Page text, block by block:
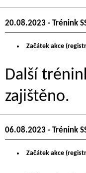
20.08.2023 - Trénink
Začátek akce
Další
zajištěno.
06.08.2023 - Trénink
Začátek akce